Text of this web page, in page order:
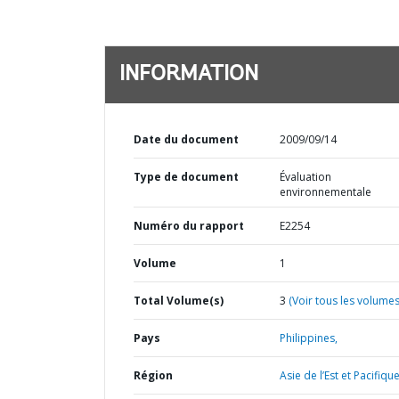
INFORMATION
Date du document 2009/09/14
Type de document
Évaluation
environnementale
Numéro du rapport E2254
Volume 1
Total Volume(s) 3 (Voir tous les
Pays Philippines,
Région Asie de l’Est et